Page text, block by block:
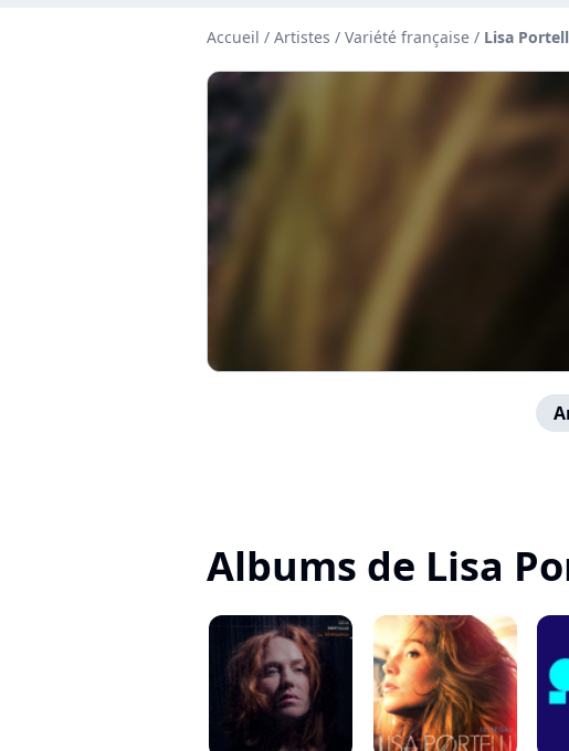
Accueil / Artistes / Variété française / Lisa
Albums de Lisa